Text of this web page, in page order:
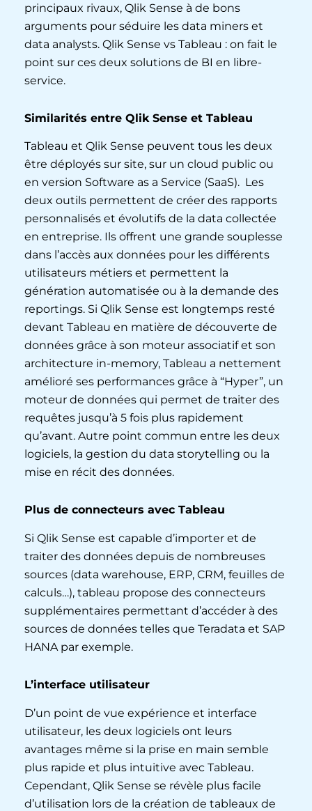
principaux rivaux, Qlik Sense à de bons
arguments pour séduire les data miners et
data analysts. Qlik Sense vs Tableau : on fait le
point sur ces deux solutions de BI en libre-
service.
Similarités entre Qlik Sense et Tableau
Tableau et Qlik Sense peuvent tous les deux
être déployés sur site, sur un cloud public ou
en version Software as a Service (SaaS). Les
deux outils permettent de créer des rapports
personnalisés et évolutifs de la data collectée
en entreprise. Ils offrent une grande souplesse
dans l’accès aux données pour les différents
utilisateurs métiers et permettent la
génération automatisée ou à la demande des
reportings. Si Qlik Sense est longtemps resté
devant Tableau en matière de découverte de
données grâce à son moteur associatif et son
architecture in-memory, Tableau a nettement
amélioré ses performances grâce à “Hyper”, un
moteur de données qui permet de traiter des
requêtes jusqu’à 5 fois plus rapidement
qu’avant. Autre point commun entre les deux
logiciels, la gestion du data storytelling ou la
mise en récit des données.
Plus de connecteurs avec Tableau
Si Qlik Sense est capable d’importer et de
traiter des données depuis de nombreuses
sources (data warehouse, ERP, CRM, feuilles de
calculs…), tableau propose des connecteurs
supplémentaires permettant d’accéder à des
sources de données telles que Teradata et SAP
HANA par exemple.
L’interface utilisateur
D’un point de vue expérience et interface
utilisateur, les deux logiciels ont leurs
avantages même si la prise en main semble
plus rapide et plus intuitive avec Tableau.
Cependant, Qlik Sense se révèle plus facile
d’utilisation lors de la création de tableaux de